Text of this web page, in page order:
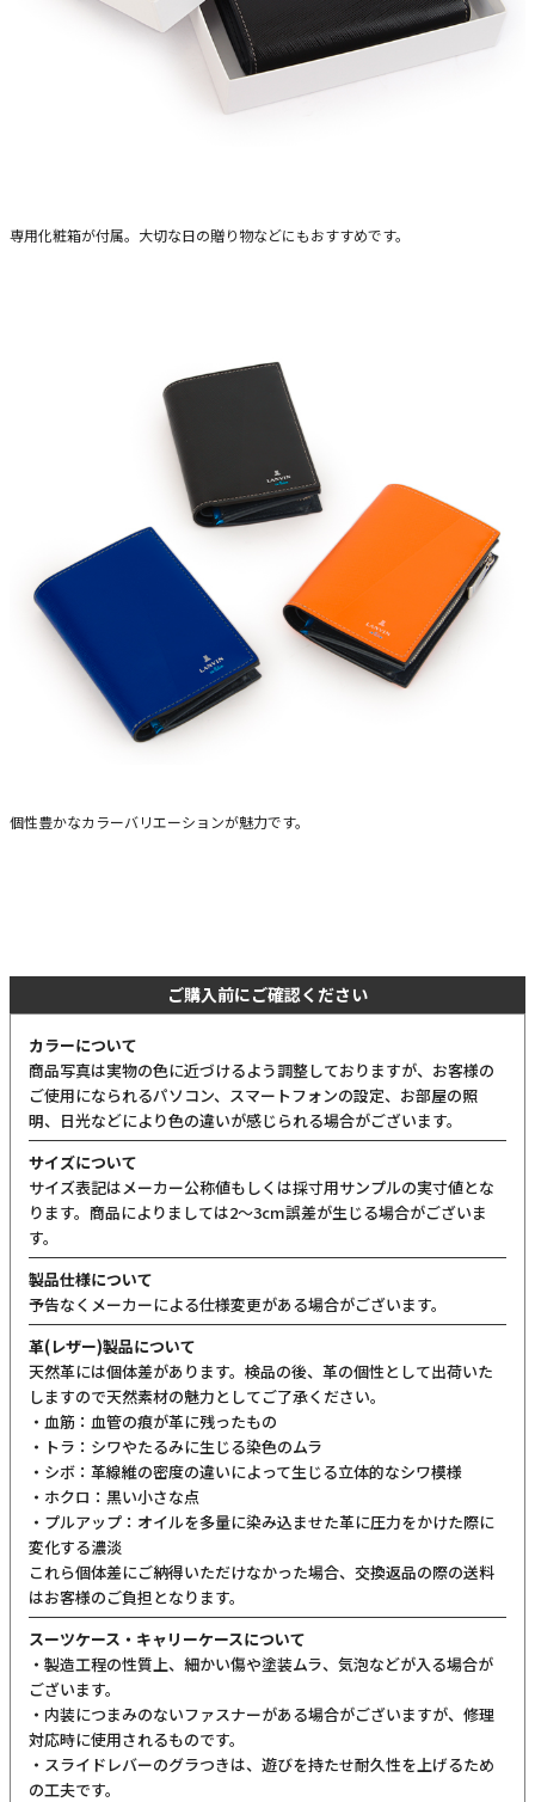
専用化粧箱が付属。大切な日の贈り物などにもおすすめです。
個性豊かなカラーバリエーションが魅力です。
ご購入前にご確認ください
カラーについて
商品写真は実物の色に近づけるよう調整しておりますが、お客様の
ご使用になられるパソコン、スマートフォンの設定、お部屋の照
明、日光などにより色の違いが感じられる場合がございます。
サイズについて
サイズ表記はメーカー公称値もしくは採寸用サンプルの実寸値とな
ります。商品によりましては2〜3cm誤差が生じる場合がございま
す。
製品仕様について
予告なくメーカーによる仕様変更がある場合がございます。
革(レザー)製品について
天然革には個体差があります。検品の後、革の個性として出荷いた
しますので天然素材の魅力としてご了承ください。
・血筋：血管の痕が革に残ったもの
・トラ：シワやたるみに生じる染色のムラ
・シボ：革線維の密度の違いによって生じる立体的なシワ模様
・ホクロ：黒い小さな点
・プルアップ：オイルを多量に染み込ませた革に圧力をかけた際に
変化する濃淡
これら個体差にご納得いただけなかった場合、交換返品の際の送料
はお客様のご負担となります。
スーツケース・キャリーケースについて
・製造工程の性質上、細かい傷や塗装ムラ、気泡などが入る場合が
ございます。
・内装につまみのないファスナーがある場合がございますが、修理
対応時に使用されるものです。
・スライドレバーのグラつきは、遊びを持たせ耐久性を上げるため
の工夫です。